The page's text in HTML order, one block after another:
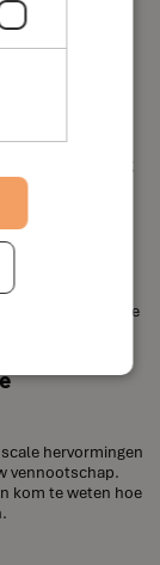
zou
een verschuiving
moeten naar
meer
op uw
fiscale
met één van onze
hervormingen
vennootschap.
kom te weten hoe